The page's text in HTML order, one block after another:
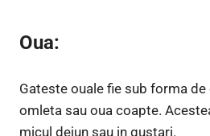
Oua:
Gateste ouale fie sub forma de
omleta sau oua coapte.
micul dejun sau in gustari.